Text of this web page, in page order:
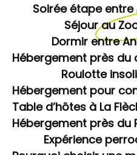
Soirée étape entre
Séjour au
Dormir entre
Roulotte
Expérience